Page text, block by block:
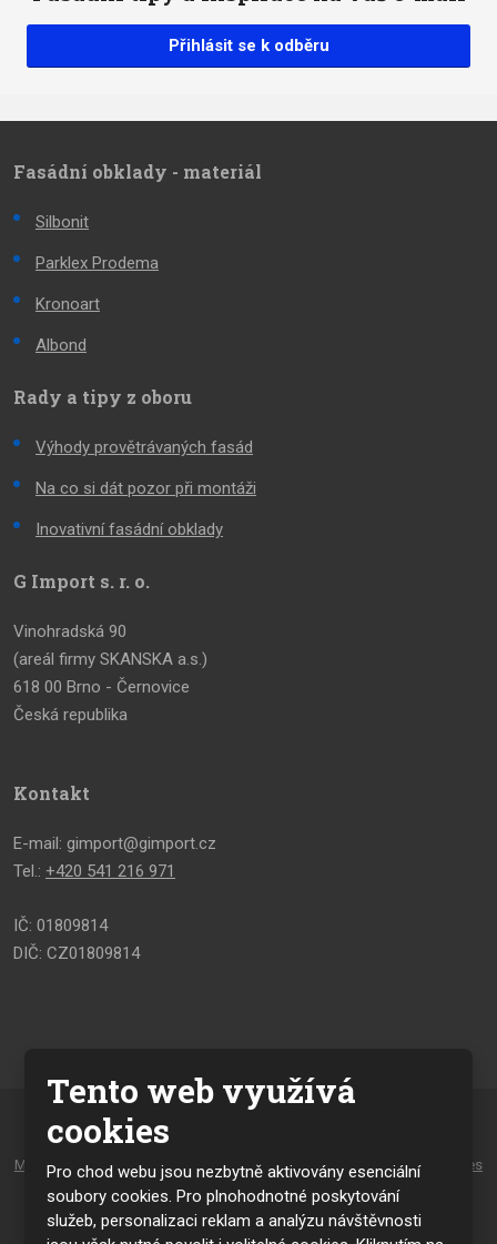
Přihlásit se k odběru
Fasádní obklady - materiál
Silbonit
Parklex Prodema
Kronoart
Albond
Rady a tipy z oboru
Výhody provětrávaných fasád
Na co si dát pozor při montáži
Inovativní fasádní obklady
G Import s. r. o.
Vinohradská 90
(areál firmy SKANSKA a.s.)
618 00 Brno - Černovice
Česká republika
Kontakt
E-mail: gimport@gimport.cz
Tel.: +420 541 216 971
IČ: 01809814
DIČ: CZ01809814
© 2026, vytvořila eBRÁNA s.r.o.
Mapa stránek
| Podmínky použití |
Zásady pro používání souborů cookies
a osobních údajů
VYROBILA
Tento web využívá
cookies
Pro chod webu jsou nezbytně aktivovány esenciální
soubory cookies. Pro plnohodnotné poskytování
služeb, personalizaci reklam a analýzu návštěvnosti